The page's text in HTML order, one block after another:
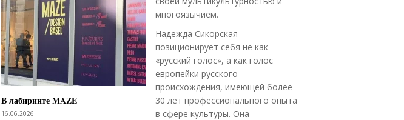
В лабиринте MAZE
16.06.2026
многоязычием.
Надежда Сикорская
позиционирует себя не как
«русский голос», а как голос
европейки русского
происхождения, имеющей более
30 лет профессионального опыта
в сфере культуры. Она